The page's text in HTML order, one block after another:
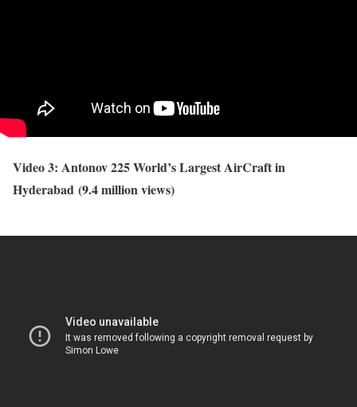
Video 3: Antonov 225 World’s Largest AirCraft in
Hyderabad (9.4 million views)